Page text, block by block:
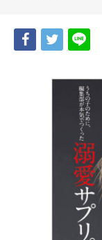
Share Tweet